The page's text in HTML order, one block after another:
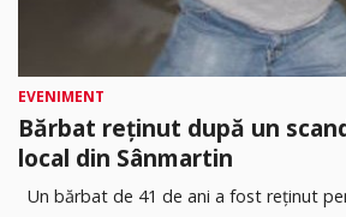
EVENIMENT
Bărbat reținut după un
local din Sânmartin
Un bărbat de 41 de ani a fost reținut